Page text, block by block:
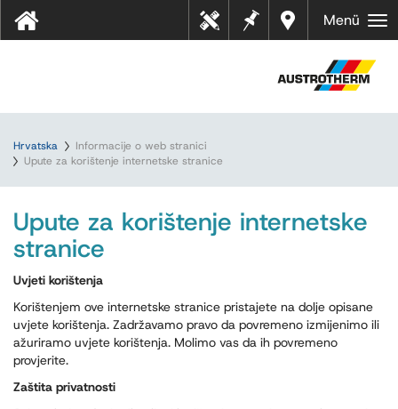
Dealer
s near
Bilješk
Tehn
ički
Menü
Hrvatska
Informacije o web stranici
Upute za korištenje internetske stranice
Upute za korištenje internetske
stranice
Uvjeti korištenja
Korištenjem ove internetske stranice pristajete na dolje opisane
uvjete korištenja. Zadržavamo pravo da povremeno izmijenimo ili
ažuriramo uvjete korištenja. Molimo vas da ih povremeno
provjerite.
Zaštita privatnosti